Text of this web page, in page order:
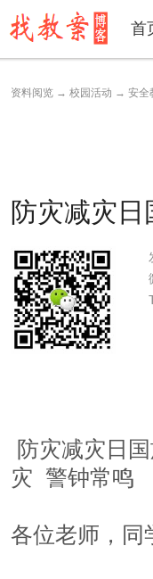
首
资料阅览 → 校园活动 → 安全
防灾减灾
防灾减灾日
灾  警钟常鸣
各位老师，同